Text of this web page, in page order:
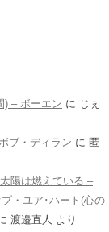
) – ボーエン に じぇ
ブ・ディラン に 匿
陽は燃えている –
・ユア･ハート(心の
渡邉直人 より